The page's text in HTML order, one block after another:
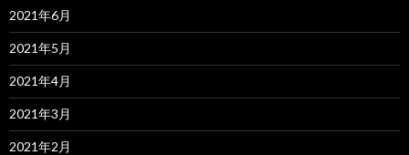
2021年6月
2021年5月
2021年4月
2021年3月
2021年2月